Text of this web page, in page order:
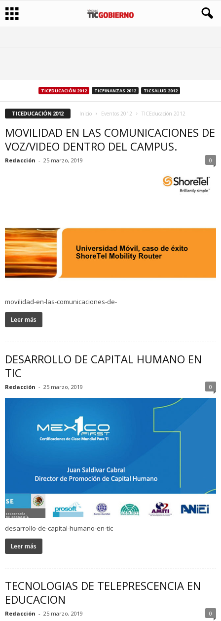
TICEDUCACIÓN 2012 TICFINANZAS 2012 TICSALUD 2012
TICEDUCACIÓN 2012 Inicio Eventos 2012 TICEducación 2012
MOVILIDAD EN LAS COMUNICACIONES DE
VOZ/VIDEO DENTRO DEL CAMPUS.
Redacción - 25 marzo, 2019 0
movilidad-en-las-comunicaciones-de-
Leer más
DESARROLLO DE CAPITAL HUMANO EN
TIC
Redacción - 25 marzo, 2019 0
desarrollo-de-capital-humano-en-tic
Leer más
TECNOLOGIAS DE TELEPRESCENCIA EN
EDUCACION
Redacción - 25 marzo, 2019 0